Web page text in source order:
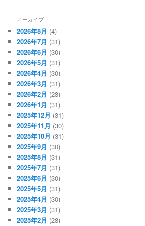
アーカイブ
2026年8月 (4)
2026年7月 (31)
2026年6月 (30)
2026年5月 (31)
2026年4月 (30)
2026年3月 (31)
2026年2月 (28)
2026年1月 (31)
2025年12月 (31)
2025年11月 (30)
2025年10月 (31)
2025年9月 (30)
2025年8月 (31)
2025年7月 (31)
2025年6月 (30)
2025年5月 (31)
2025年4月 (30)
2025年3月 (31)
2025年2月 (28)